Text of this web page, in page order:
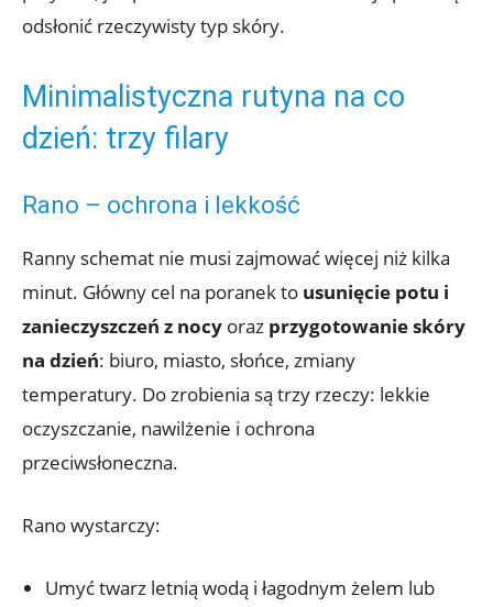
odsłonić rzeczywisty typ skóry.
Minimalistyczna rutyna na co
dzień: trzy filary
Rano – ochrona i lekkość
Ranny schemat nie musi zajmować więcej niż kilka
minut. Główny cel na poranek to usunięcie potu i
zanieczyszczeń z nocy oraz przygotowanie skóry
na dzień: biuro, miasto, słońce, zmiany
temperatury. Do zrobienia są trzy rzeczy: lekkie
oczyszczanie, nawilżenie i ochrona
przeciwsłoneczna.
Rano wystarczy:
Umyć twarz letnią wodą i łagodnym żelem lub